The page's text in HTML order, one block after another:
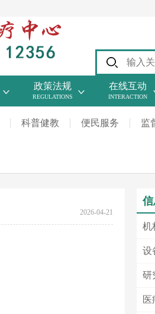
政策法规
REGULATIONS
在线互动
INTERACTION
科普健教 便民服务 监
2026-04-21
机
设
研
医